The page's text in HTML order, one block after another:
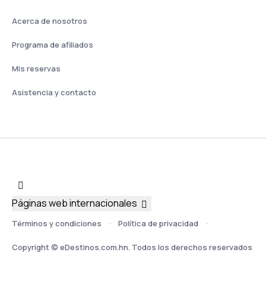
Acerca de nosotros
Programa de afiliados
Mis reservas
Asistencia y contacto
Términos y condiciones Política de privacidad
Copyright © eDestinos.com.hn. Todos los derechos reservados
Páginas web internacionales